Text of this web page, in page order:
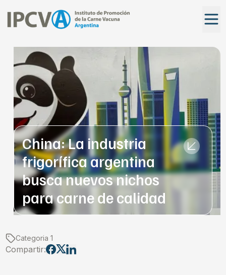
China: La industria
frigorífica argentina
busca nuevos nichos
para carne de calidad
Categoria 1
Compartir: